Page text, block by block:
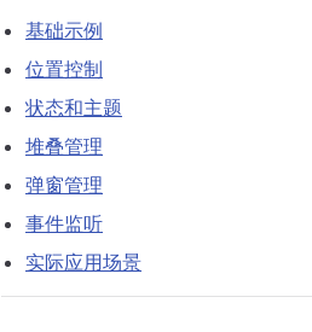
基础示例
位置控制
状态和主题
堆叠管理
弹窗管理
事件监听
实际应用场景